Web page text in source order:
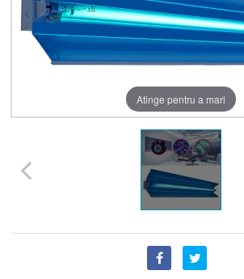
Atinge pentru a mari